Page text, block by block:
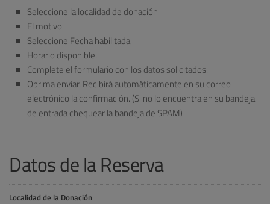
Seleccione la localidad de donación
El motivo
Seleccione Fecha habilitada
Horario disponible.
Complete el formulario con los datos solicitados.
Oprima enviar. Recibirá automáticamente en su correo
electrónico la confirmación. (Si no lo encuentra en su bandeja
de entrada chequear la bandeja de SPAM)
Datos de la Reserva
Localidad de la Donación